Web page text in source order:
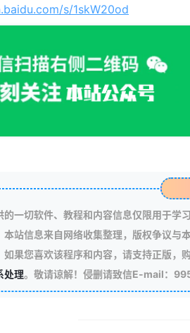
s/1skW20od
的一切软件、教程和内容信息仅限用于学
本站信息来自网络收集整理，版权争议与
如果您喜欢该程序和内容，请支持正版，
处理。敬请谅解！侵删请致信E-mail：